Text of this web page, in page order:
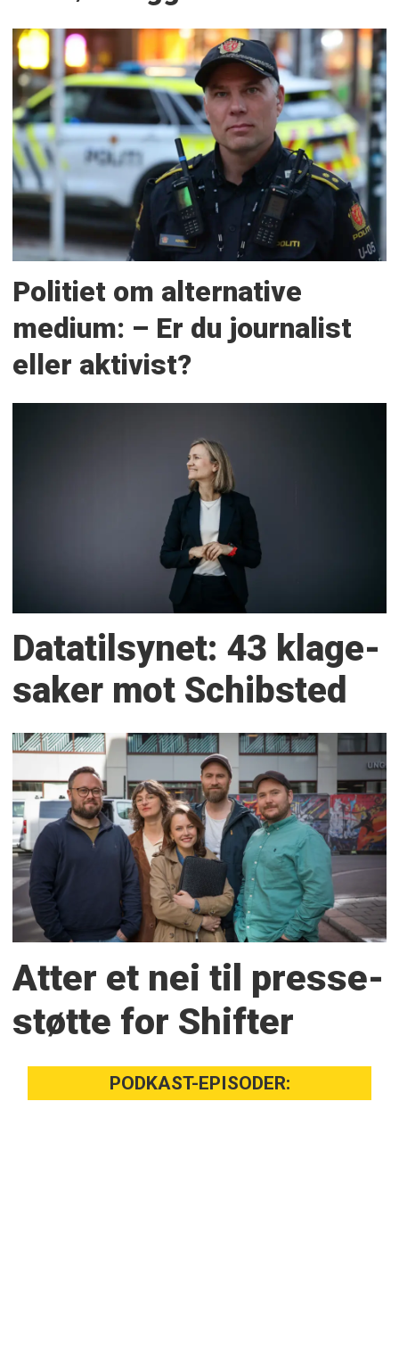
Politiet om alternative
medium: – Er du journalist
eller aktivist?
Datatilsynet: 43 klage­
saker mot Schibsted
Atter et nei til presse­
støtte for Shifter
PODKAST-EPISODER: